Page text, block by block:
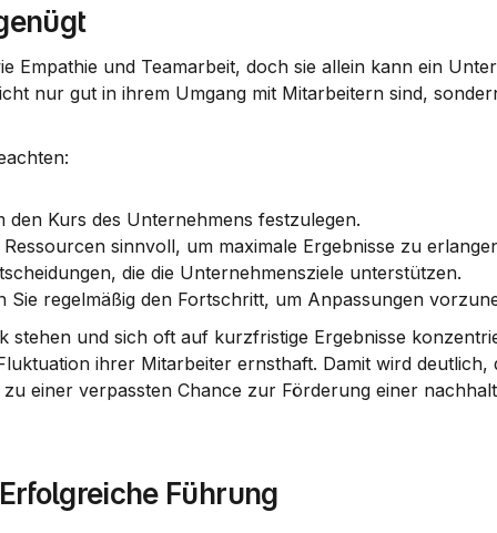
Empathie und Teamarbeit, doch sie allein kann ein
nur gut in ihrem Umgang mit Mitarbeitern sind,
Kurs des Unternehmens festzulegen.
sinnvoll, um maximale Ergebnisse zu
die die Unternehmensziele unterstützen.
regelmäßig den Fortschritt, um Anpassungen
stehen und sich oft auf kurzfristige Ergebnisse
ihrer Mitarbeiter ernsthaft. Damit wird deutlich,
Führung